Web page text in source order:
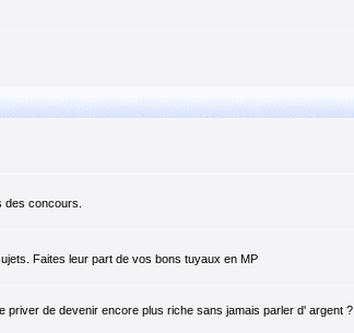
concours.
Faites leur part de vos bons tuyaux en MP
de devenir encore plus riche sans jamais parler d' argent ?